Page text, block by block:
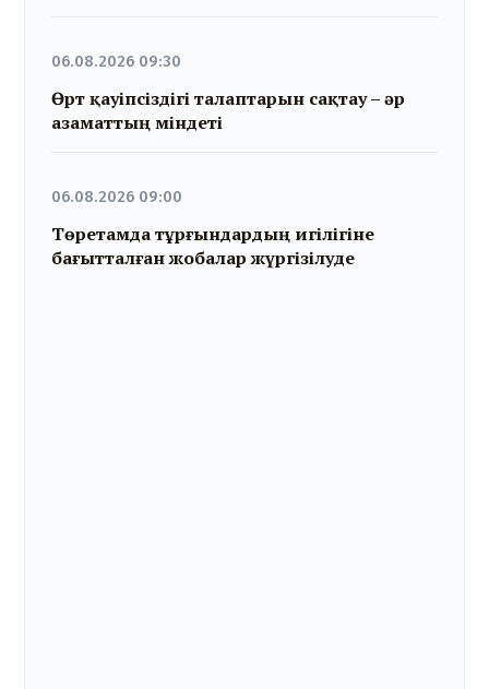
06.08.2026 09:30
Өрт қауіпсіздігі талаптарын сақтау – әр
азаматтың міндеті
06.08.2026 09:00
Төретамда тұрғындардың игілігіне
бағытталған жобалар жүргізілуде